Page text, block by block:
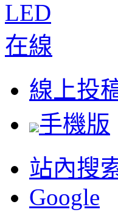
線上投
手機版
站內搜
Google